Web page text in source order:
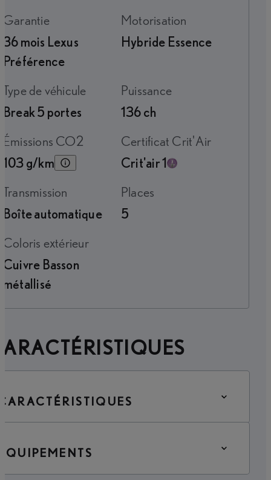
Garantie
36 mois Lexus
Préférence
Motorisation
Hybride Essence
Type de véhicule
Break 5 portes
Puissance
136 ch
Émissions CO2
103 g/km
Certificat Crit'Air
Crit'air 1
Transmission
Boîte automatique
Places
5
Coloris extérieur
Cuivre Basson
métallisé